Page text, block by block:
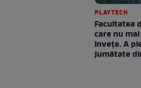
PLAYTECH
Facultatea
care nu
înveţe. A
jumătate